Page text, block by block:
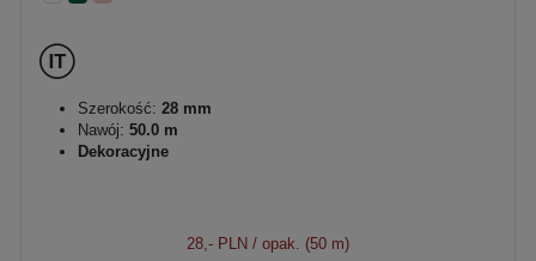
Szerokość: 28 mm
Nawój: 50.0 m
Dekoracyjne
28,- PLN / opak. (50 m)